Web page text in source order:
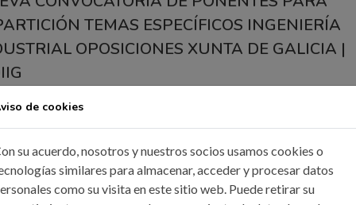
TEMAS ESPECÍFICOS INGENIERÍA
OPOSICIONES XUNTA DE GALICIA |
Feb, 2022
está organizando un curso de preparación de oposiciones de
de Galicia para sus colegiados. Con el objeto de seguir
compromiso de ofrecer una formación de calidad lanzamos la
de cookies
su acuerdo, nosotros y nuestros socios usamos cookies o
similares para almacenar, acceder y procesar datos
como su visita en este sitio web. Puede retirar su